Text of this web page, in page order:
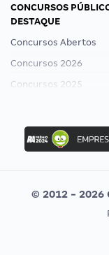
CONCURSOS
DESTAQUE
Concursos Abertos
Concursos 2026
Concursos 2025
Concurso Ibama
Concurso MPU
Editais publicados
CONCURSOS POR
© 2012 - 2026